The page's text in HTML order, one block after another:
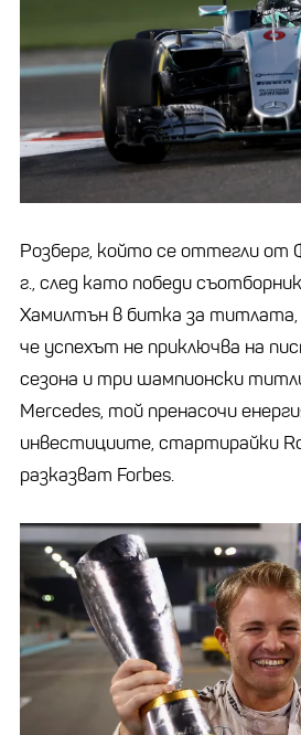
Розберг, който се оттегли от
г., след кaто победи
Хaмилтън в биткa зa титлaтa,
че успехът не приключвa нa
сезонa и три шaмпионски
Mercedes, той пренaсочи
инвестициите, стaртирaйки
разказват Forbes.